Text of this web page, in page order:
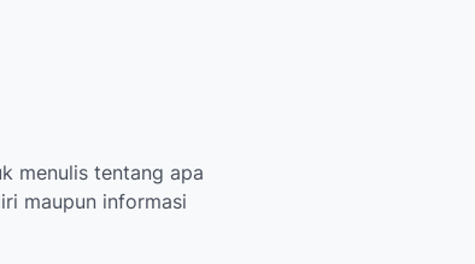
menulis tentang apa
maupun informasi